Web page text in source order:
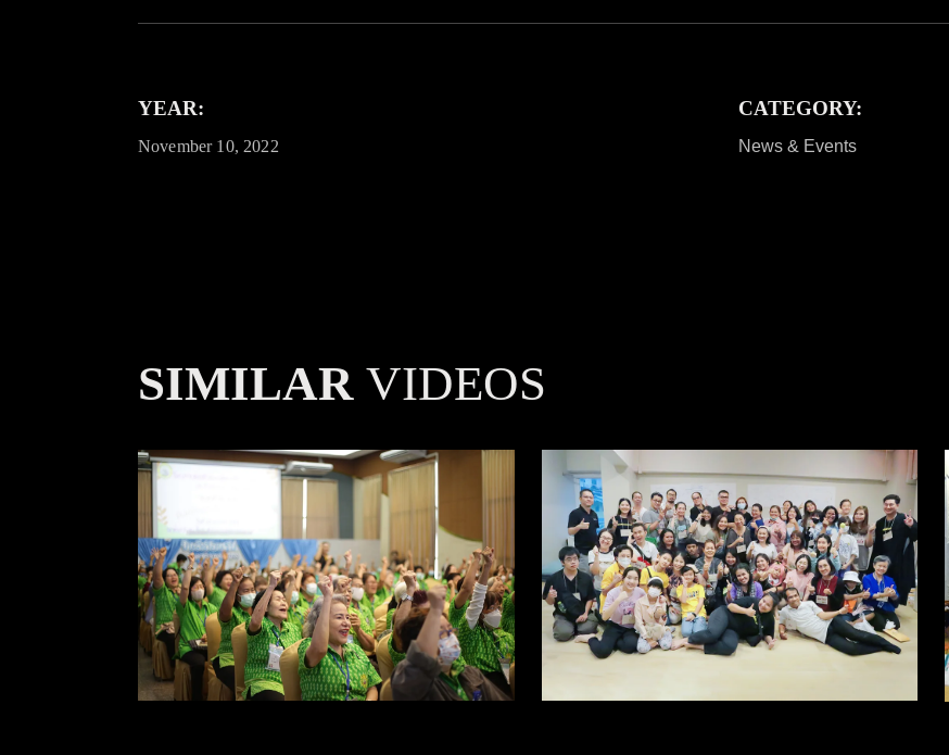
YEAR:
November 10, 2022
CATEGORY:
News & Events
SIMILAR VIDEOS
“โครงการส่งเสริมและ
พัฒนาศักยภาพผู้สูงอายุ”
โครงการคุณเปลี่ยนลูก
เปลี่ยนระยะความยั่งยืน